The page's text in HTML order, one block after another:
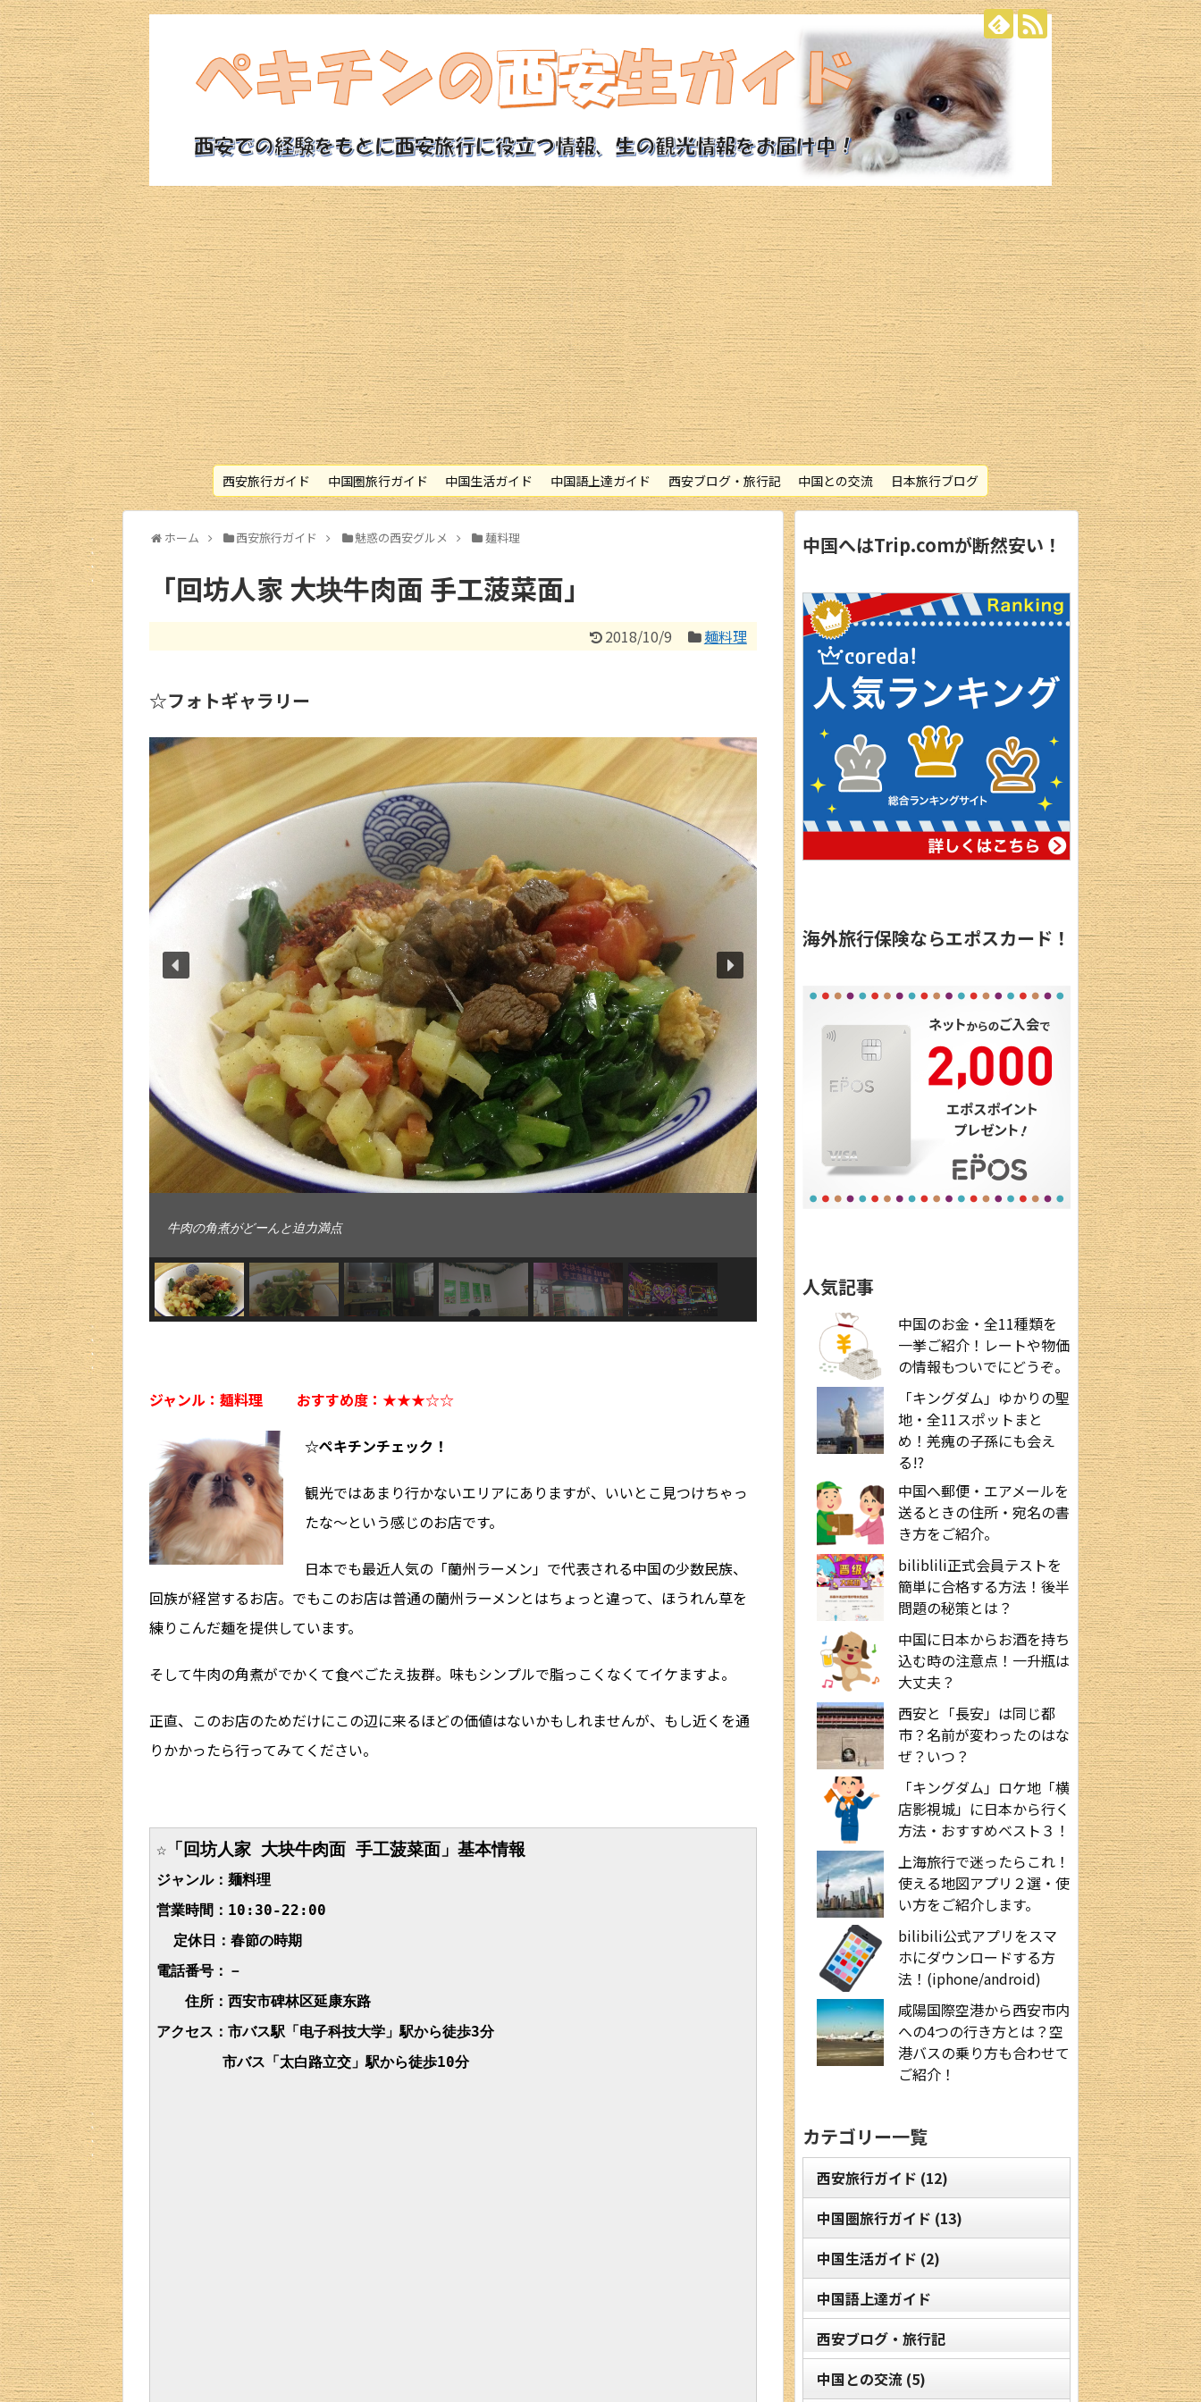
西安旅行ガイド 中国圏旅行ガイド 中国生活ガイド 中国語上達ガイド 西安ブログ・旅行記 中国との交流 日本旅行ブログ
ホーム 西安旅行ガイド 魅惑の西安グルメ 麺料理
「回坊人家 大块牛肉面 手工菠菜面」
2018/10/9 麺料理
☆フォトギャラリー
牛肉の角煮がどーんと迫力満点
ジャンル：麺料理 おすすめ度： ★★★☆☆
☆ぺキチンチェック！
観光ではあまり行かないエリアにありますが、いいとこ見つけちゃっ
たな～という感じのお店です。
日本でも最近人気の「蘭州ラーメン」で代表される中国の少数民族、
回族が経営するお店。でもこのお店は普通の蘭州ラーメンとはちょっと違って、ほうれん草を
練りこんだ麺を提供しています。
そして牛肉の角煮がでかくて食べごたえ抜群。味もシンプルで脂っこくなくてイケますよ。
正直、このお店のためだけにこの辺に来るほどの価値はないかもしれませんが、もし近くを通
りかかったら行ってみてください。
☆「回坊人家 大块牛肉面 手工菠菜面」基本情報
ジャンル：麺料理
営業時間：10:30-22:00
定休日：春節の時期
電話番号：－
住所：西安市碑林区延康东路
アクセス：市バス駅「电子科技大学」駅から徒歩3分
中国へはTrip.comが断然安い！
海外旅行保険ならエポスカード！
人気記事
中国のお金・全11種類を
一挙ご紹介！レートや物価
の情報もついでにどうぞ。
「キングダム」ゆかりの聖
地・全11スポットまと
め！羌瘣の子孫にも会え
る!?
中国へ郵便・エアメールを
送るときの住所・宛名の書
き方をご紹介。
biliblili正式会員テストを
簡単に合格する方法！後半
問題の秘策とは？
中国に日本からお酒を持ち
込む時の注意点！一升瓶は
大丈夫？
西安と「長安」は同じ都
市？名前が変わったのはな
ぜ？いつ？
「キングダム」ロケ地「横
店影視城」に日本から行く
方法・おすすめベスト３！
上海旅行で迷ったらこれ！
使える地図アプリ２選・使
い方をご紹介します。
bilibili公式アプリをスマ
ホにダウンロードする方
法！(iphone/android)
咸陽国際空港から西安市内
への4つの行き方とは？空
港バスの乗り方も合わせて
ご紹介！
カテゴリー一覧
西安旅行ガイド (12)
中国圏旅行ガイド (13)
中国生活ガイド (2)
中国語上達ガイド
西安ブログ・旅行記
中国との交流 (5)
西安旅行ガイド
西安観光モデルコース
西安ホテル
西安観光スポット
魅惑の西安グルメ
航空券
西安ツアー
治安情報
西安の気候・空気
西安ギャラリー
西安交通情報
お土産情報
中国圏旅行ガイド
成都
武漢
内モンゴル
中国その他のエリア
香港・マカオ
台湾情報
中国ビザ
ホテル予約サイト
もっと楽しく！
もっとお得に！
中国生活ガイド
中国の習慣
中国語上達ガイド
中国との交流
中国映画情報